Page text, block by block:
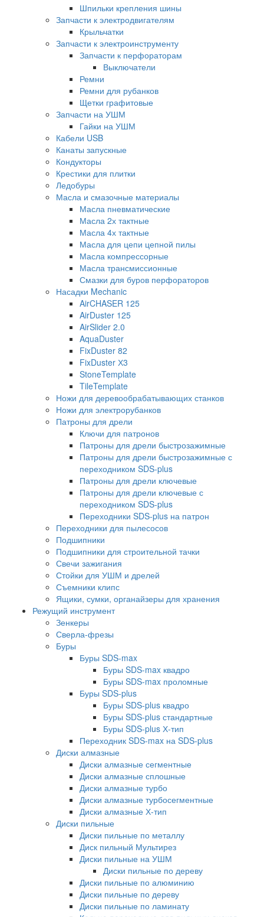
Шпильки крепления шины
Запчасти к электродвигателям
Крыльчатки
Запчасти к электроинструменту
Запчасти к перфораторам
Выключатели
Ремни
Ремни для рубанков
Щетки графитовые
Запчасти на УШМ
Гайки на УШМ
Кабели USB
Канаты запускные
Кондукторы
Крестики для плитки
Ледобуры
Масла и смазочные материалы
Масла пневматические
Масла 2х тактные
Масла 4х тактные
Масла для цепи цепной пилы
Масла компрессорные
Масла трансмиссионные
Смазки для буров перфораторов
Насадки Mechanic
AirCHASER 125
AirDuster 125
AirSlider 2.0
AquaDuster
FixDuster 82
FixDuster Х3
StoneTemplate
TileTemplate
Ножи для деревообрабатывающих станков
Ножи для электрорубанков
Патроны для дрели
Ключи для патронов
Патроны для дрели быстрозажимные
Патроны для дрели быстрозажимные с
переходником SDS-plus
Патроны для дрели ключевые
Патроны для дрели ключевые с
переходником SDS-plus
Переходники SDS-plus на патрон
Переходники для пылесосов
Подшипники
Подшипники для строительной тачки
Свечи зажигания
Стойки для УШМ и дрелей
Съемники клипс
Ящики, сумки, органайзеры для хранения
Режущий инструмент
Зенкеры
Сверла-фрезы
Буры
Буры SDS-max
Буры SDS-max квадро
Буры SDS-max проломные
Буры SDS-plus
Буры SDS-plus квадро
Буры SDS-plus стандартные
Буры SDS-plus Х-тип
Переходник SDS-max на SDS-plus
Диски алмазные
Диски алмазные сегментные
Диски алмазные сплошные
Диски алмазные турбо
Диски алмазные турбосегментные
Диски алмазные Х-тип
Диски пильные
Диски пильные по металлу
Диск пильный Мультирез
Диски пильные на УШМ
Диски пильные по дереву
Диски пильные по алюминию
Диски пильные по дереву
Диски пильные по ламинату